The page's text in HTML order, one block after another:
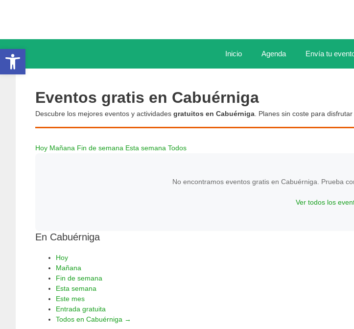
Abrir barra de herramientas Inicio Agenda Envía tu
Eventos gratis en Cabuérniga
Descubre los mejores eventos y actividades gratuitos en Cabuérniga . Planes sin coste para
Hoy Mañana Fin de semana Esta semana Todos
No encontramos eventos gratis en Cabuérniga. Prueba
Ver todos los
En Cabuérniga
Hoy
Mañana
Fin de semana
Esta semana
Este mes
Entrada gratuita
Todos en Cabuérniga →